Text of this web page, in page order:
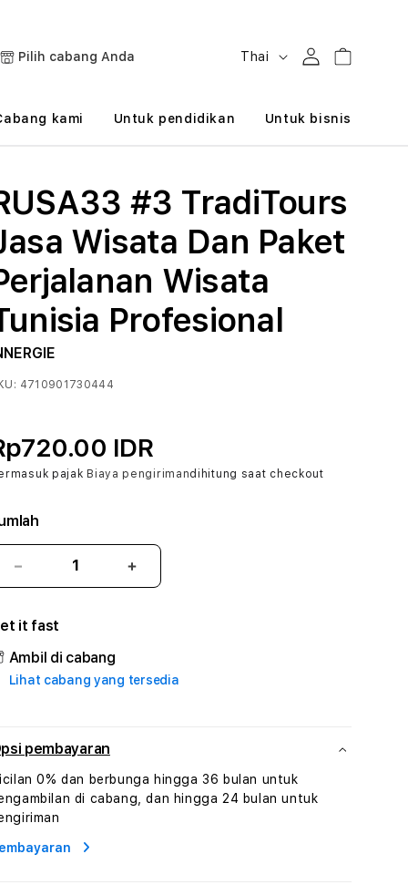
Pilih cabang Anda
B
h
a
Thai MasukKeranjang
kami Untuk pendidikan Untuk bisnis
#3 TradiTours
Wisata Dan Paket
Wisata
Profesional
4710901730444
IDR
pajak Biaya pengirimandihitung saat checkout
Kurangi
jumlah
RUSA33
#3
TradiTours
Jasa
Paket
Wisata
Tunisia
Profesional
Tambah
jumlah
TradiTours
Jasa
Wisata
Tunisia
it fast
Ambil di cabang
Lihat cabang yang tersedia
pembayaran
0% dan berbunga hingga 36 bulan untuk
di cabang, dan hingga 24 bulan untuk